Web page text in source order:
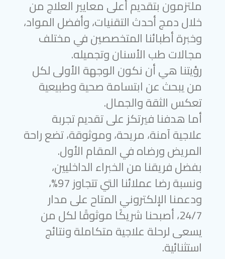
ملتزمون بتقديم أعلى معايير العلاج من
خلال دمج أحدث التقنيات، وأفضل المواد،
وخبرة أطبائنا المتخصصين في مختلف
مجالات طب الأسنان وتجميله.
رؤيتنا هي أن نكون الوجهة الأولى لكل
من يبحث عن ابتسامة صحية وطبيعية
تعكس الثقة والجمال.
أما هدفنا فيرتكز على تقديم تجربة
علاجية آمنة، مريحة، وموثوقة، تضع راحة
المريض ورضاه في المقام الأول.
بفضل فريقنا من الخبراء الداخليين،
ونسبة رضا عملائنا التي تتجاوز 97%،
ودعمنا الإلكتروني المتاح على مدار
24/7، أصبحنا شريكًا موثوقًا لكل من
يسعى لرحلة علاجية متكاملة ونتائج
استثنائية.